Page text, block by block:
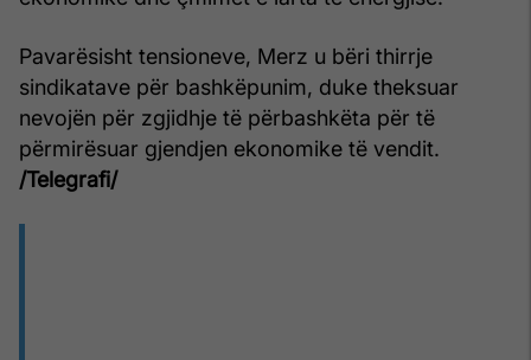
Pavarësisht tensioneve, Merz u bëri thirrje
sindikatave për bashkëpunim, duke theksuar
nevojën për zgjidhje të përbashkëta për të
përmirësuar gjendjen ekonomike të vendit.
/Telegrafi/